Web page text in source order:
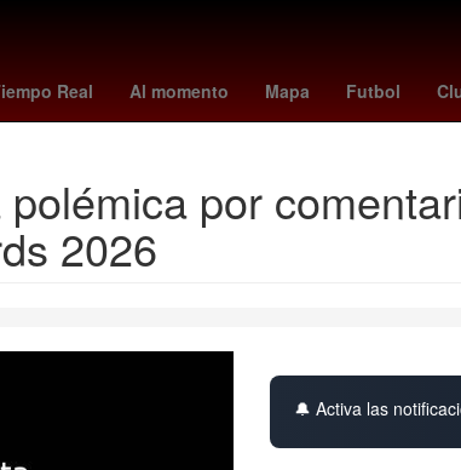
Real Al momento Mapa Futbol
- internacional Juegos Olímpicos Agresión
por
2026
🔔 Activa las